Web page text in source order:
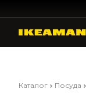
Каталог Посуда